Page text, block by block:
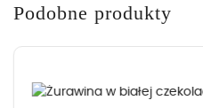
Podobne produkty